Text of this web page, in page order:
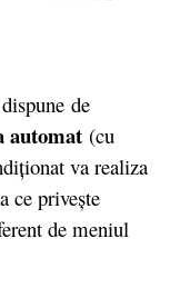
de
automat (cu
va realiza
ce priveşte
de meniul